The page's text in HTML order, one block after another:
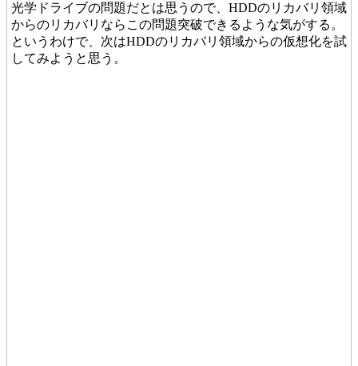
光学ドライブの問題だとは思うので、HDDのリカバリ領域
からのリカバリならこの問題突破できるような気がする。
というわけで、次はHDDのリカバリ領域からの仮想化を試
してみようと思う。